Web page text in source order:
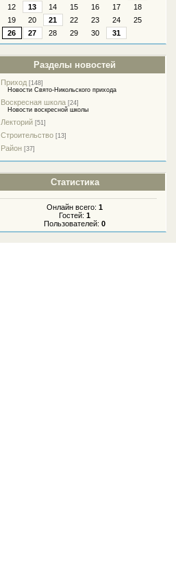
12
13 14 15 16 17
18
19
20 21 22 23 24
25
26
27 28 29 30 31
Разделы новостей
Приход [148]
Новости Свято-Никольского прихода
Воскресная школа [24]
Новости воскресной школы
Лекторий [51]
Строительство [13]
Район [37]
Статистика
Онлайн всего:1
Гостей:1
Пользователей:0